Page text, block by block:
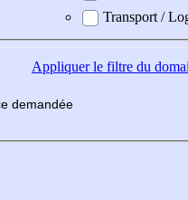
Transport /
Appliquerle filtre du
demandée